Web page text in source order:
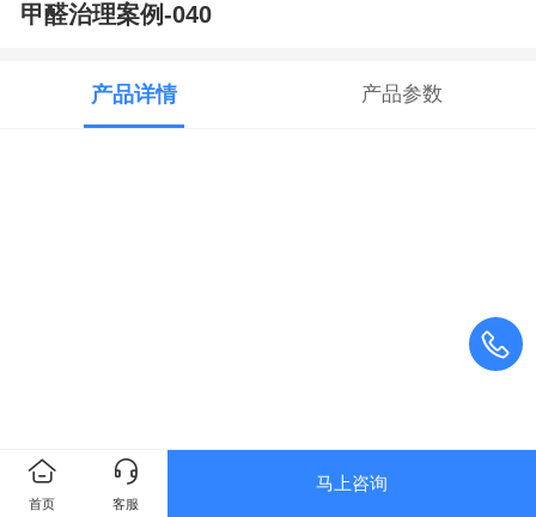
甲醛治理案例-040
产品详情 产品参数
首页 客服
马上咨询